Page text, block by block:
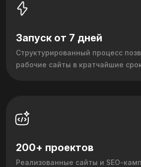
Запуск от 7 дней
Структурированный процесс
рабочие сайты в кратчайшие
200+ проектов
Реализованные сайты и